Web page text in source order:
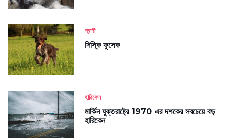
প্রাণী
সিস্কি ফুসেক
হারিকেন
মার্কিন যুক্তরাষ্ট্রে 1970 এর দশকের সবচেয়ে বড়
হারিকেন